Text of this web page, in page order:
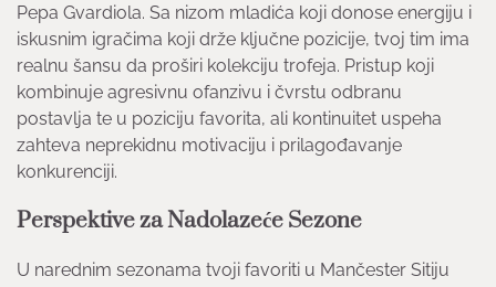
Pepa Gvardiola. Sa nizom mladića koji donose energiju i
iskusnim igračima koji drže ključne pozicije, tvoj tim ima
realnu šansu da proširi kolekciju trofeja. Pristup koji
kombinuje agresivnu ofanzivu i čvrstu odbranu
postavlja te u poziciju favorita, ali kontinuitet uspeha
zahteva neprekidnu motivaciju i prilagođavanje
konkurenciji.
Perspektive za Nadolazeće Sezone
U narednim sezonama tvoji favoriti u Mančester Sitiju